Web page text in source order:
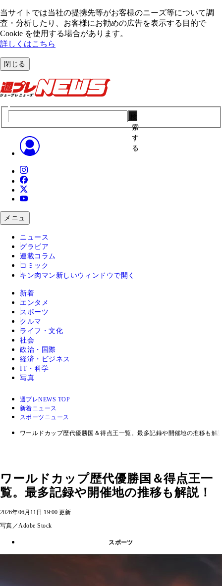
当サイトでは当社の提携先等がお客様のニーズ等について調
査・分析したり、お客様にお勧めの広告を表⽰する⽬的で
Cookie を使⽤する場合があります。
詳しくはこちら
閉じる
索
す
る
メニュ
ニュース
グラビア
連載コラム
コミック
キン肉マン 新しいウィンドウで開く
新着
エンタメ
スポーツ
クルマ
ライフ・文化
社会
政治・国際
経済・ビジネス
IT・科学
写真
週プレNEWS TOP
新着ニュース
スポーツニュース
ワールドカップ歴代優勝国＆得点王一覧。最多記録や開催地の推移も解
ワールドカップ歴代優勝国＆得点王一
覧。最多記録や開催地の推移も解説！
2026年06月11日 19:00 更新
写真／Adobe Stock
スポーツ